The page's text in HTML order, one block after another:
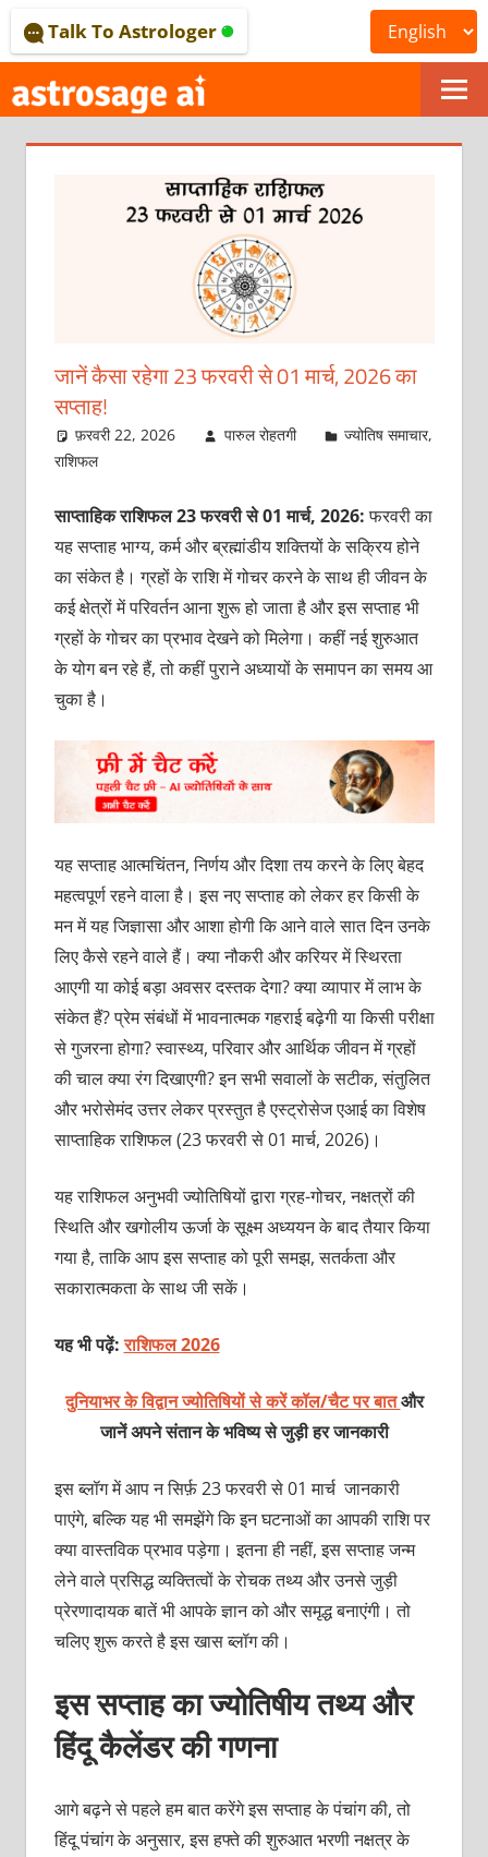
to
content
ONLINE
ASTROLOGICAL
JOURNAL
–
ASTROSAGE
MAGAZINE
Talk To Astrologer
जानें कैसा रहेगा 23 फरवरी से 01 मार्च, 2026 का
सप्ताह!
फ़रवरी 22, 2026 पारुल रोहतगी ज्योतिष समाचार,
राशिफल
साप्ताहिक राशिफल 23 फरवरी से 01 मार्च, 2026:फरवरी का
यह सप्‍ताह भाग्‍य, कर्म औरब्रह्मांडीय शक्तियों के सक्रिय होने
का संकेत है। ग्रहों के राशि में गोचर करने के साथ ही जीवन के
कई क्षेत्रों में परिवर्तन आना शुरू हो जाता है और इस सप्‍ताह भी
ग्रहों के गोचर का प्रभाव देखने को मिलेगा। कहीं नई शुरुआत
के योग बन रहे हैं, तो कहीं पुराने अध्यायों के समापन का समय आ
चुका है।
यह सप्ताह आत्मचिंतन, निर्णय और दिशा तय करने के लिए बेहद
महत्वपूर्ण रहने वाला है। इस नए सप्‍ताह को लेकर हर किसी के
मन में यह जिज्ञासा और आशा होगी कि आने वाले सात दिन उनके
लिए कैसे रहने वाले हैं। क्या नौकरी और करियर में स्थिरता
आएगी या कोई बड़ा अवसर दस्तक देगा? क्या व्यापार में लाभ के
संकेत हैं? प्रेम संबंधों में भावनात्मक गहराई बढ़ेगी या किसी परीक्षा
से गुजरना होगा? स्वास्थ्य, परिवार और आर्थिक जीवन में ग्रहों
की चाल क्या रंग दिखाएगी? इन सभी सवालों के सटीक, संतुलित
और भरोसेमंद उत्तर लेकर प्रस्तुत है एस्ट्रोसेज एआई का विशेष
साप्ताहिक राशिफल (23 फरवरी से 01 मार्च, 2026)।
यह राशिफल अनुभवी ज्योतिषियों द्वारा ग्रह-गोचर, नक्षत्रों की
स्थिति और खगोलीय ऊर्जा के सूक्ष्म अध्ययन के बाद तैयार किया
गया है, ताकि आप इस सप्ताह को पूरी समझ, सतर्कता और
सकारात्मकता के साथ जी सकें।
यह भी पढ़ें:राशिफल 2026
दुनियाभर के विद्वान ज्योतिषियों से करें कॉल/चैट पर बातऔर
जानें अपने संतान के भविष्य से जुड़ी हर जानकारी
इस ब्लॉग में आप न सिर्फ़ 23 फरवरी से 01 मार्च जानकारी
पाएंगे, बल्कि यह भी समझेंगे कि इन घटनाओं का आपकी राशि पर
क्या वास्तविक प्रभाव पड़ेगा। इतना ही नहीं, इस सप्ताह जन्म
लेने वाले प्रसिद्ध व्यक्तित्वों के रोचक तथ्य और उनसे जुड़ी
प्रेरणादायक बातें भी आपके ज्ञान को और समृद्ध बनाएंगी। तो
चलिए शुरू करते है इस खास ब्लॉग की।
इस सप्ताह का ज्योतिषीय तथ्य और
हिंदू कैलेंडर की गणना
आगे बढ़ने से पहले हम बात करेंगे इस सप्ताह के पंचांग की, तो
हिंदू पंचांग के अनुसार, इस हफ्ते की शुरुआत भरणी नक्षत्र के